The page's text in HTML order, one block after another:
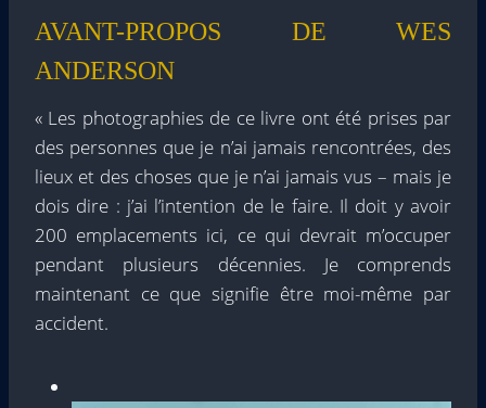
AVANT-PROPOS DE WES
ANDERSON
« Les photographies de ce livre ont été prises par
des personnes que je n’ai jamais rencontrées, des
lieux et des choses que je n’ai jamais vus – mais je
dois dire : j’ai l’intention de le faire. Il doit y avoir
200 emplacements ici, ce qui devrait m’occuper
pendant plusieurs décennies. Je comprends
maintenant ce que signifie être moi-même par
accident.